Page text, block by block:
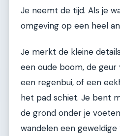
Je neemt de tijd. Als je
omgeving op een heel
Je merkt de kleine
een oude boom, de geur
een regenbui, of een
het pad schiet. Je bent
de grond onder je
wandelen een